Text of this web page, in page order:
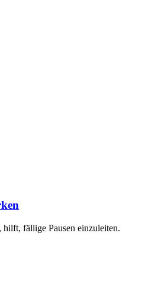
fällige Pausen einzuleiten.